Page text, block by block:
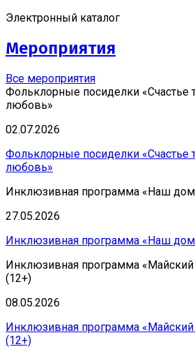
Электронный каталог
Мероприятия
Все мероприятия
Фольклорные посиделки «Счастье
любовь»
02.07.2026
Фольклорные посиделки «Счастье
любовь»
Инклюзивная программа «Наш дом
27.05.2026
Инклюзивная программа «Наш дом
Инклюзивная программа
(12+)
08.05.2026
Инклюзивная программа
(12+)